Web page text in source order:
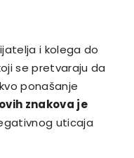
i kolega do
se pretvaraju da
ponašanje
znakova je
uticaja